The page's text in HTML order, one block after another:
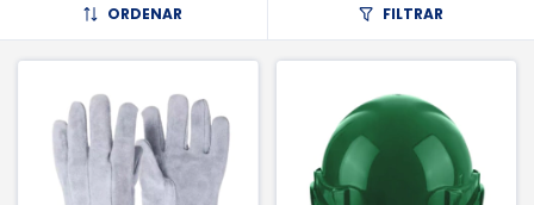
ORDENAR FILTRAR